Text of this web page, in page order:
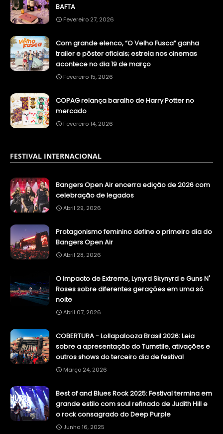
BAFTA
Fevereiro 27, 2026
Com grande elenco, “O Velho Fusca” ganha
trailer e pôster oficiais; estreia nos cinemas
acontece no dia 19 de março
Fevereiro 15, 2026
COPAG relança baralho de Harry Potter no
mercado
Fevereiro 14, 2026
FESTIVAL INTERNACIONAL
Bangers Open Air encerra edição de 2026 com
celebração de legados
Abril 29, 2026
Protagonismo feminino define o primeiro dia do
Bangers Open Air
Abril 28, 2026
O impacto de Extreme, Lynyrd Skynyrd e Guns N'
Roses sobre diferentes gerações em uma só
noite
Abril 07, 2026
COBERTURA - Lollapalooza Brasil 2026: Leia
sobre a apresentação do Turnstile, ativações e
outros shows do terceiro dia de festival
Março 24, 2026
Best of and Blues Rock 2025: Festival termina em
grande estilo com soul refinado de Judith Hill e
o rock consagrado do Deep Purple
Junho 16, 2025